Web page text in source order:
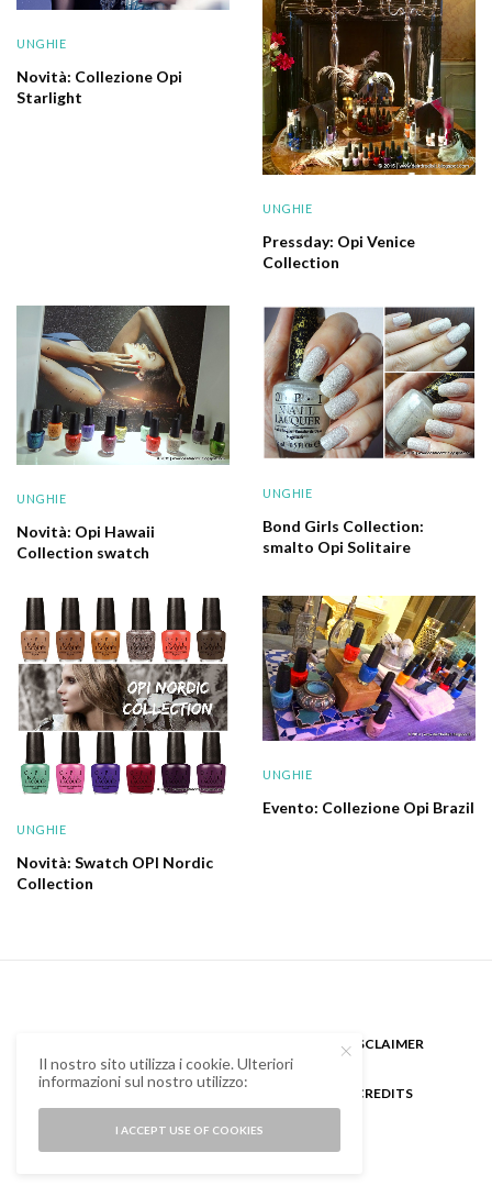
UNGHIE
Novità: Collezione Opi
Starlight
UNGHIE
Pressday: Opi Venice
Collection
UNGHIE
Novità: Opi Hawaii
Collection swatch
UNGHIE
Bond Girls Collection:
smalto Opi Solitaire
UNGHIE
Novità: Swatch OPI Nordic
Collection
UNGHIE
Evento: Collezione Opi Brazil
DISCLAIMER
CREDITS
Il nostro sito utilizza i cookie. Ulteriori
informazioni sul nostro utilizzo:
I ACCEPT USE OF COOKIES